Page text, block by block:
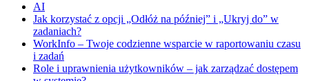
AI
Jak korzystać z opcji „Odłóż na później” i „Ukryj do” w
zadaniach?
WorkInfo – Twoje codzienne wsparcie w raportowaniu czasu
i zadań
Role i uprawnienia użytkowników – jak zarządzać dostępem